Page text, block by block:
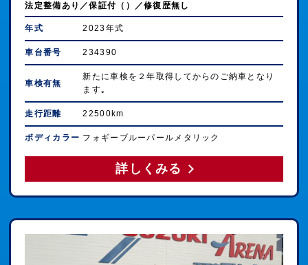
法定整備あり／保証付（）／修復歴無し
年式 2023年式
車台番号 234390
車検有無
新たに車検を２年取得してからのご納車となり
ます｡
走行距離 22500km
ボディカラー フォギーブルーパールメタリック
詳しくみる